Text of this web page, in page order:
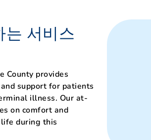
는 서비스
County provides
support for patients
illness. Our at-
on comfort and
during this